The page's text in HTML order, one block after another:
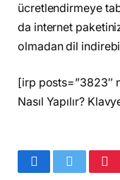
ücretlendirmeye
da internet
olmadan dil
[irp posts=”3823″
Nasıl Yapılır?
FacebookTwitter